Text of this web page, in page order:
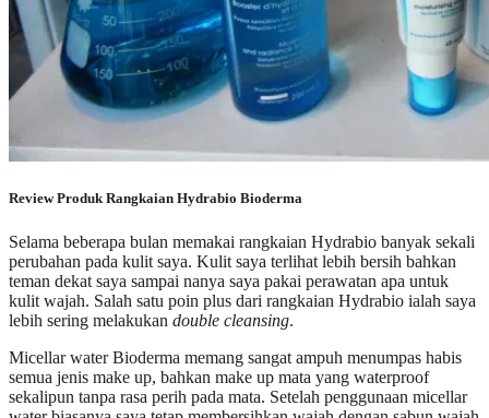
Review Produk Rangkaian Hydrabio Bioderma
Selama beberapa bulan memakai rangkaian Hydrabio banyak sekali
perubahan pada kulit saya. Kulit saya terlihat lebih bersih bahkan
teman dekat saya sampai nanya saya pakai perawatan apa untuk
kulit wajah. Salah satu poin plus dari rangkaian Hydrabio ialah saya
lebih sering melakukan double cleansing.
Micellar water Bioderma memang sangat ampuh menumpas habis
semua jenis make up, bahkan make up mata yang waterproof
sekalipun tanpa rasa perih pada mata. Setelah penggunaan micellar